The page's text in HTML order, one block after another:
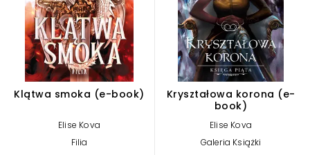
Klątwa smoka (e-book)
Elise Kova
Filia
Kryształowa korona (e-
book)
Elise Kova
Galeria Książki